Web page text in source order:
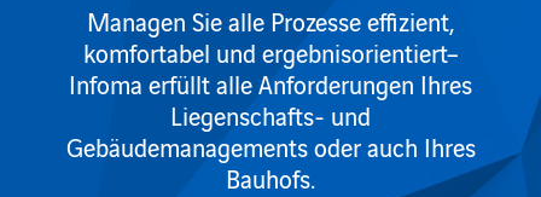
Managen Sie alle Prozesse effizient,
komfortabel und ergebnisorientiert–
Infoma erfüllt alle Anforderungen Ihres
Liegenschafts- und
Gebäudemanagements oder auch Ihres
Bauhofs.